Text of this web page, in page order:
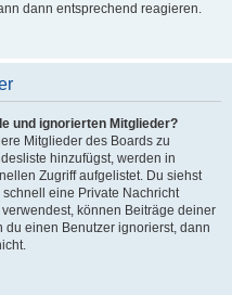
dann entsprechend reagieren.
und ignorierten Mitglieder?
Mitglieder des Boards zu
hinzufügst, werden in
Zugriff aufgelistet. Du siehst
eine Private Nachricht
können Beiträge deiner
du einen Benutzer ignorierst, dann